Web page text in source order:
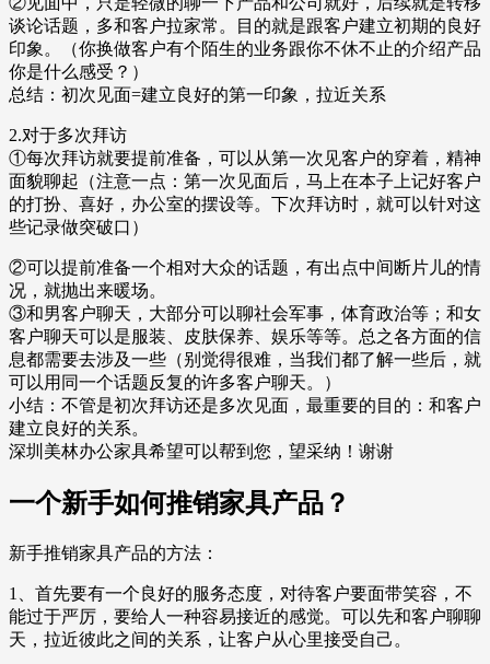
谈论话题，多和客户拉家常。目的就是跟客户建立初期的良好
印象。（你换做客户有个陌生的业务跟你不休不止的介绍产品
你是什么感受？）
总结：初次见面=建立良好的第一印象，拉近关系
2.对于多次拜访
①每次拜访就要提前准备，可以从第一次见客户的穿着，精神
面貌聊起（注意一点：第一次见面后，马上在本子上记好客户
的打扮、喜好，办公室的摆设等。下次拜访时，就可以针对这
些记录做突破口）
②可以提前准备一个相对大众的话题，有出点中间断片儿的情
况，就抛出来暖场。
③和男客户聊天，大部分可以聊社会军事，体育政治等；和女
客户聊天可以是服装、皮肤保养、娱乐等等。总之各方面的信
息都需要去涉及一些（别觉得很难，当我们都了解一些后，就
可以用同一个话题反复的许多客户聊天。）
小结：不管是初次拜访还是多次见面，最重要的目的：和客户
建立良好的关系。
深圳美林办公家具希望可以帮到您，望采纳！谢谢
一个新手如何推销家具产品？
新手推销家具产品的方法：
1、首先要有一个良好的服务态度，对待客户要面带笑容，不
能过于严厉，要给人一种容易接近的感觉。可以先和客户聊聊
天，拉近彼此之间的关系，让客户从心里接受自己。